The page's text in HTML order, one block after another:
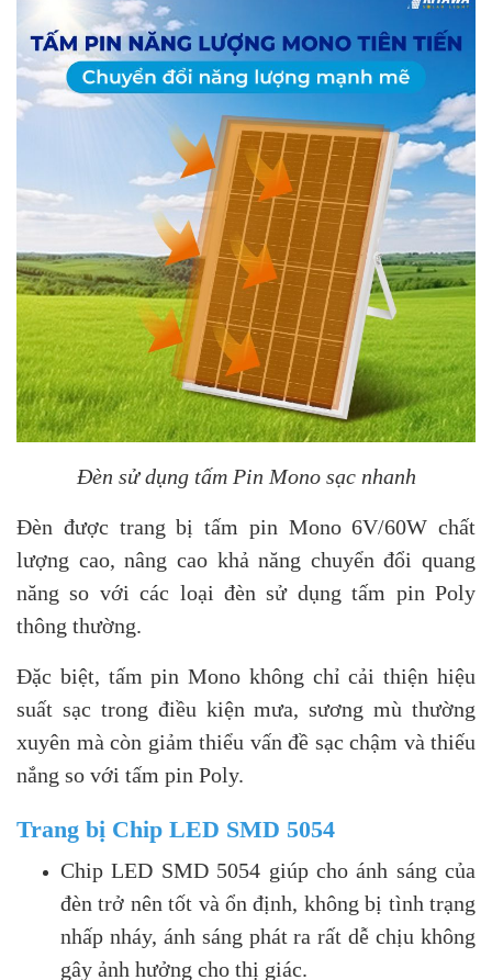
Đèn sử dụng tấm Pin Mono sạc nhanh
Đèn được trang bị tấm pin Mono 6V/60W chất
lượng cao, nâng cao khả năng chuyển đổi quang
năng so với các loại đèn sử dụng tấm pin Poly
thông thường.
Đặc biệt, tấm pin Mono không chỉ cải thiện hiệu
suất sạc trong điều kiện mưa, sương mù thường
xuyên mà còn giảm thiểu vấn đề sạc chậm và thiếu
nắng so với tấm pin Poly.
Trang bị Chip LED SMD 5054
Chip LED SMD 5054 giúp cho ánh sáng của
đèn trở nên tốt và ổn định, không bị tình trạng
nhấp nháy, ánh sáng phát ra rất dễ chịu không
gây ảnh hưởng cho thị giác.